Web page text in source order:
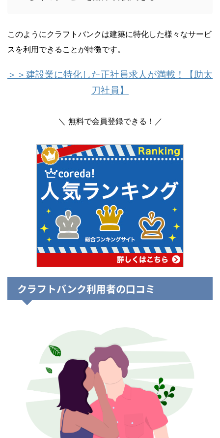
このようにクラフトバンクは建築に特化した様々なサービ
スを利用できることが特徴です。
＞＞建設業に特化した正社員求人が満載！【助太
刀社員】
＼ 無料で会員登録できる！／
クラフトバンク利用者の口コミ